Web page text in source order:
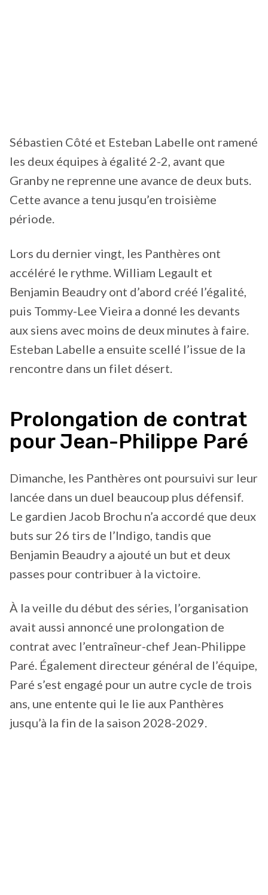
Sébastien Côté et Esteban Labelle ont ramené
les deux équipes à égalité 2-2, avant que
Granby ne reprenne une avance de deux buts.
Cette avance a tenu jusqu’en troisième
période.
Lors du dernier vingt, les Panthères ont
accéléré le rythme. William Legault et
Benjamin Beaudry ont d’abord créé l’égalité,
puis Tommy-Lee Vieira a donné les devants
aux siens avec moins de deux minutes à faire.
Esteban Labelle a ensuite scellé l’issue de la
rencontre dans un filet désert.
Prolongation de contrat
pour Jean-Philippe Paré
Dimanche, les Panthères ont poursuivi sur leur
lancée dans un duel beaucoup plus défensif.
Le gardien Jacob Brochu n’a accordé que deux
buts sur 26 tirs de l’Indigo, tandis que
Benjamin Beaudry a ajouté un but et deux
passes pour contribuer à la victoire.
À la veille du début des séries, l’organisation
avait aussi annoncé une prolongation de
contrat avec l’entraîneur-chef Jean-Philippe
Paré. Également directeur général de l’équipe,
Paré s’est engagé pour un autre cycle de trois
ans, une entente qui le lie aux Panthères
jusqu’à la fin de la saison 2028-2029.